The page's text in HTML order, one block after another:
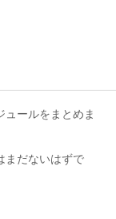
ュールをまとめま
まだないはずで